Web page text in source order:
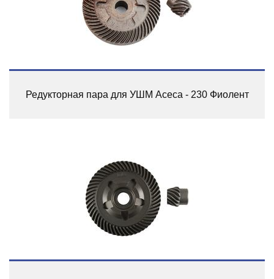
Редукторная пара для УШМ Асеса - 230 Фиолент